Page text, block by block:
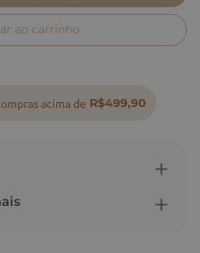
ao carrinho
acima de R$499,90